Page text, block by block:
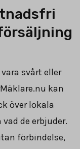
svårt eller
kan
över lokala
de erbjuder.
förbindelse,